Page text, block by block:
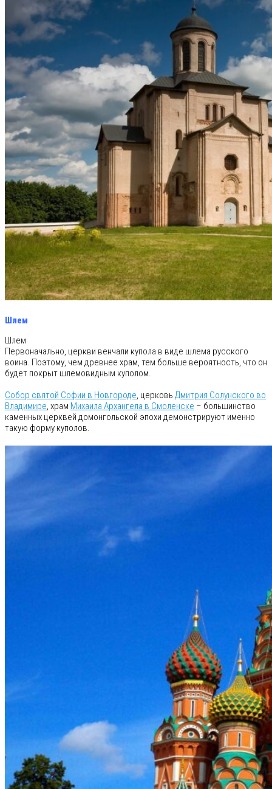
Шлем
Шлем
Первоначально, церкви венчали купола в виде шлема русского
воина. Поэтому, чем древнее храм, тем больше вероятность, что он
будет покрыт шлемовидным куполом.
Собор святой Софии в Новгороде, церковь Дмитрия Солунского во
Владимире, храм Михаила Архангела в Смоленске – большинство
каменных церквей домонгольской эпохи демонстрируют именно
такую форму куполов.